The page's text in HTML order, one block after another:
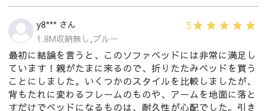
y8*** さん 5
1.8M収納無し,ブルー
最初に結論を言うと、このソファベッドには非常に満足し
ています！親がたまに来るので、折りたたみベッドを買う
ことにしました。いくつかのスタイルを比較しましたが、
背もたれに変わるフレームのものや、アームを地面に落と
すだけでベッドになるものは、耐久性が心配でした。引き